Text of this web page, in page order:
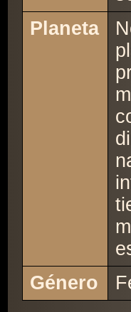
Planeta
Género